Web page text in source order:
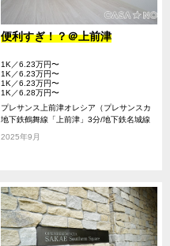
便利すぎ！？＠上前津
1K／6.23万円〜
1K／6.23万円〜
1K／6.23万円〜
1K／6.28万円〜
プレサンス上前津オレシア（プレサンスカ
ミマエヅオレシア）
地下鉄鶴舞線「上前津」3分/地下鉄名城線
2025年9月